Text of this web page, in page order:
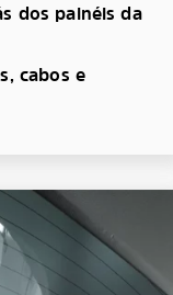
dos painéis da
cabos e